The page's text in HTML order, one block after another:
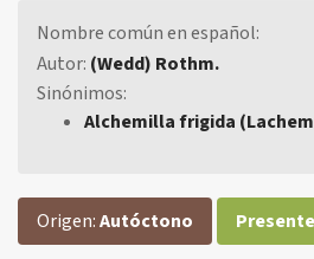
Nombre común en español:
Autor: (Wedd) Rothm.
Sinónimos:
Alchemilla frigida
Origen:Autóctono